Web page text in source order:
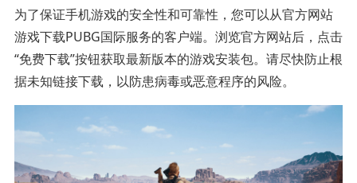
为了保证手机游戏的安全性和可靠性，您可以从官方网站
游戏下载PUBG国际服务的客户端。浏览官方网站后，点击
“免费下载”按钮获取最新版本的游戏安装包。请尽快防止根
据未知链接下载，以防患病毒或恶意程序的风险。